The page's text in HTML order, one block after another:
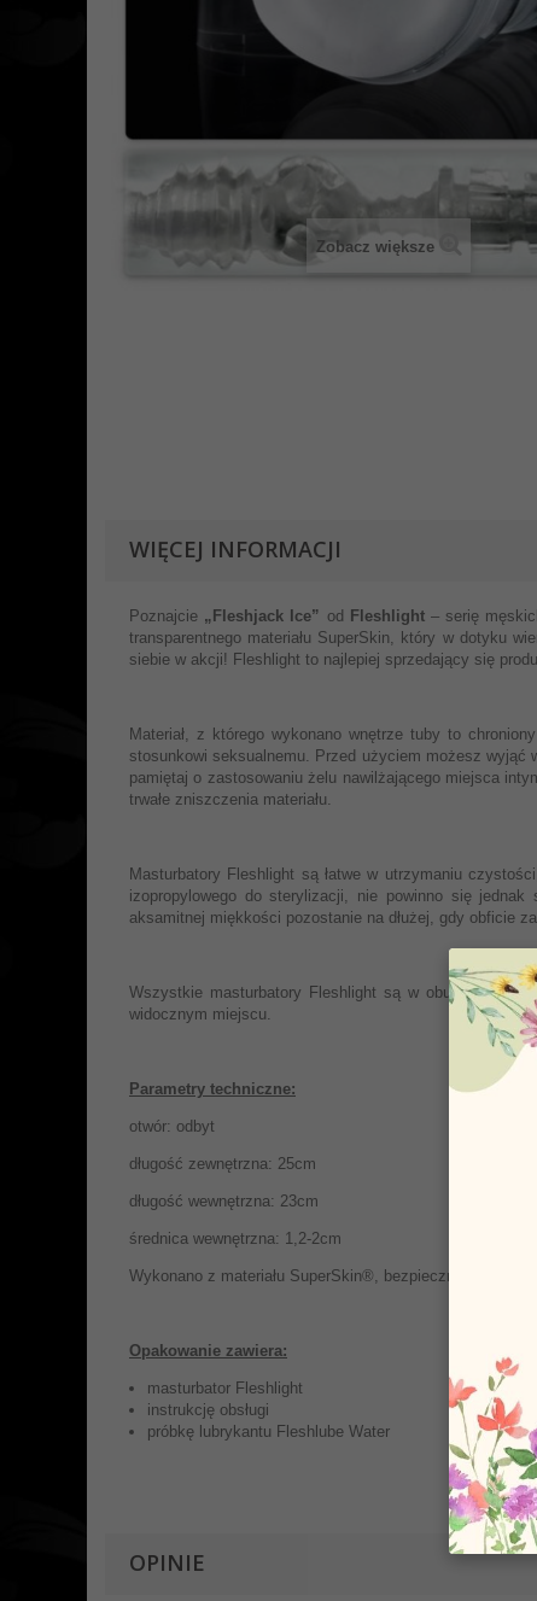
Zobacz większe
WIĘCEJ INFORMACJI
Poznajcie „Fleshjack Ice” od Fleshlight– serię
transparentnego materiału SuperSkin, który w dotyku
siebie w akcji! Fleshlight to najlepiej sprzedający się
Materiał, z którego wykonano wnętrze tuby to
stosunkowi seksualnemu. Przed użyciem możesz wyjąć
pamiętaj o zastosowaniu żelu nawilżającego miejsca
trwałe zniszczenia materiału.
Masturbatory Fleshlight są łatwe w utrzymaniu
izopropylowego do sterylizacji, nie powinno się
aksamitnej miękkości pozostanie na dłużej, gdy obficie
Wszystkie masturbatory Fleshlight są w obudowie
widocznym miejscu.
Parametry techniczne:
otwór: odbyt
długość zewnętrzna: 25cm
długość wewnętrzna: 23cm
średnica wewnętrzna: 1,2-2cm
Wykonano z materiału SuperSkin®, bezpiecznego w
Opakowanie zawiera:
masturbator Fleshlight
instrukcję obsługi
próbkę lubrykantu Fleshlube Water
OPINIE